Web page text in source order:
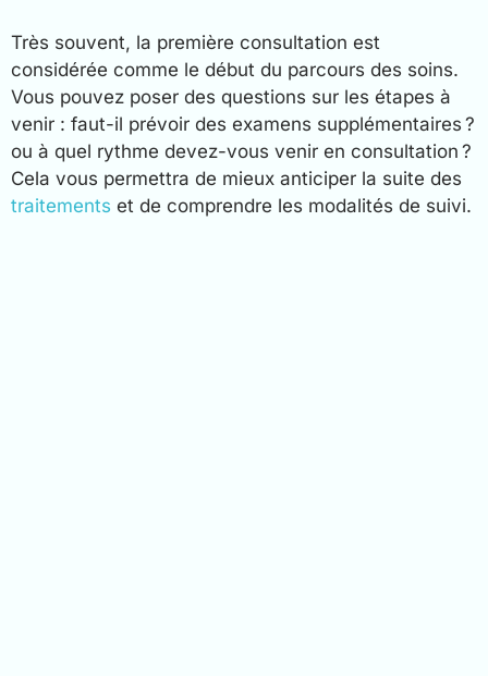
Très souvent, la première consultation est
considérée comme le début du parcours des soins.
Vous pouvez poser des questions sur les étapes à
venir : faut-il prévoir des examens supplémentaires ?
ou à quel rythme devez-vous venir en consultation ?
Cela vous permettra de mieux anticiper la suite des
traitements et de comprendre les modalités de suivi.